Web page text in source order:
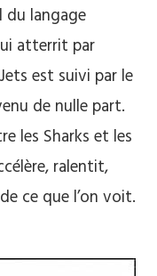
langage
atterrit par
est suivi par le
de nulle part.
les Sharks et les
ralentit,
ce que l’on voit.